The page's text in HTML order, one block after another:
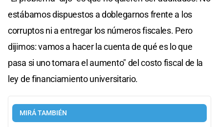
estábamos dispuestos a doblegarnos frente a los
corruptos ni a entregar los números fiscales. Pero
dijimos: vamos a hacer la cuenta de qué es lo que
pasa si uno tomara el aumento" del costo fiscal de la
ley de financiamiento universitario.
MIRÁ TAMBIÉN